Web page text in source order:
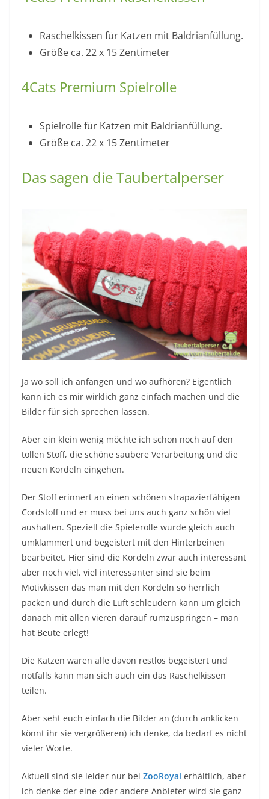
Raschelkissen für Katzen mit Baldrianfüllung.
Größe ca. 22 x 15 Zentimeter
4Cats Premium Spielrolle
Spielrolle für Katzen mit Baldrianfüllung.
Größe ca. 22 x 15 Zentimeter
Das sagen die Taubertalperser
Ja wo soll ich anfangen und wo aufhören? Eigentlich
kann ich es mir wirklich ganz einfach machen und die
Bilder für sich sprechen lassen.
Aber ein klein wenig möchte ich schon noch auf den
tollen Stoff, die schöne saubere Verarbeitung und die
neuen Kordeln eingehen.
Der Stoff erinnert an einen schönen strapazierfähigen
Cordstoff und er muss bei uns auch ganz schön viel
aushalten. Speziell die Spielerolle wurde gleich auch
umklammert und begeistert mit den Hinterbeinen
bearbeitet. Hier sind die Kordeln zwar auch interessant
aber noch viel, viel interessanter sind sie beim
Motivkissen das man mit den Kordeln so herrlich
packen und durch die Luft schleudern kann um gleich
danach mit allen vieren darauf rumzuspringen – man
hat Beute erlegt!
Die Katzen waren alle davon restlos begeistert und
notfalls kann man sich auch ein das Raschelkissen
teilen.
Aber seht euch einfach die Bilder an (durch anklicken
könnt ihr sie vergrößeren) ich denke, da bedarf es nicht
vieler Worte.
Aktuell sind sie leider nur bei ZooRoyal erhältlich, aber
ich denke der eine oder andere Anbieter wird sie ganz